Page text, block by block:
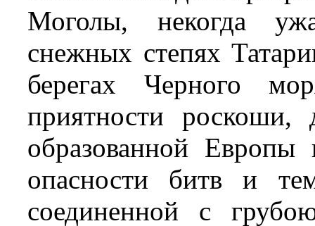
Моголы, некогда
снежных степях
берегах Черного
приятности роскоши,
образованной
опасности битв и
соединенной с